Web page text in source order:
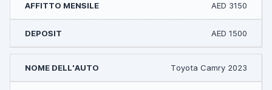
AED 3150
AED 1500
Toyota Camry 2023